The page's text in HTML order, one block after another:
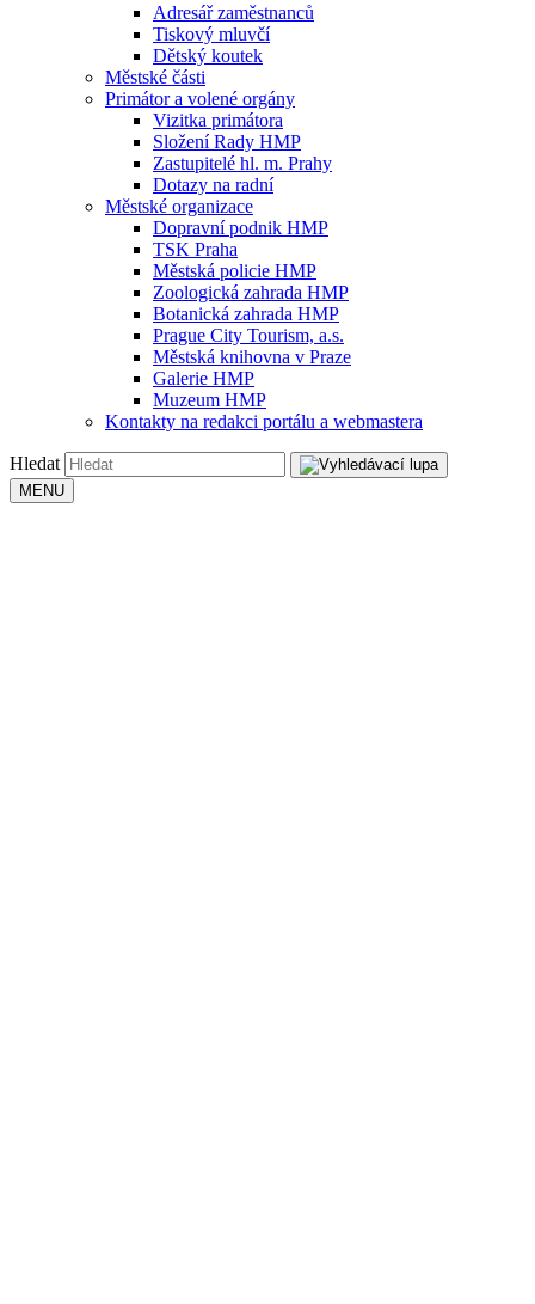
Adresář zaměstnanců
Tiskový mluvčí
Dětský koutek
Městské části
Primátor a volené orgány
Vizitka primátora
Složení Rady HMP
Zastupitelé hl. m. Prahy
Dotazy na radní
Městské organizace
Dopravní podnik HMP
TSK Praha
Městská policie HMP
Zoologická zahrada HMP
Botanická zahrada HMP
Prague City Tourism, a.s.
Městská knihovna v Praze
Galerie HMP
Muzeum HMP
Kontakty na redakci portálu a webmastera
Hledat
MENU